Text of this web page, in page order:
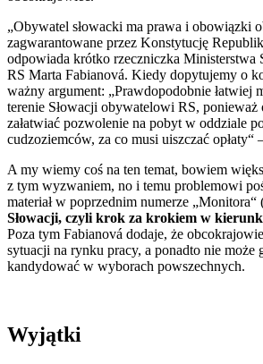
„Obywatel słowacki ma prawa i obowiązki
zagwarantowane przez Konstytucję
odpowiada krótko rzeczniczka Ministerstwa
RS Marta Fabianová. Kiedy dopytujemy o
ważny argument: „Prawdopodobnie łatwiej
terenie Słowacji obywatelowi RS,
załatwiać pozwolenie na pobyt w oddziale
cudzoziemców, za co musi uiszczać opłaty“
A my wiemy coś na ten temat, bowiem
z tym wyzwaniem, no i temu problemowi
materiał w poprzednim numerze „Monitora“
Słowacji, czyli krok za krokiem w
Poza tym Fabianová dodaje, że
sytuacji na rynku pracy, a ponadto nie może
kandydować w wyborach powszechnych.
Wyjątki